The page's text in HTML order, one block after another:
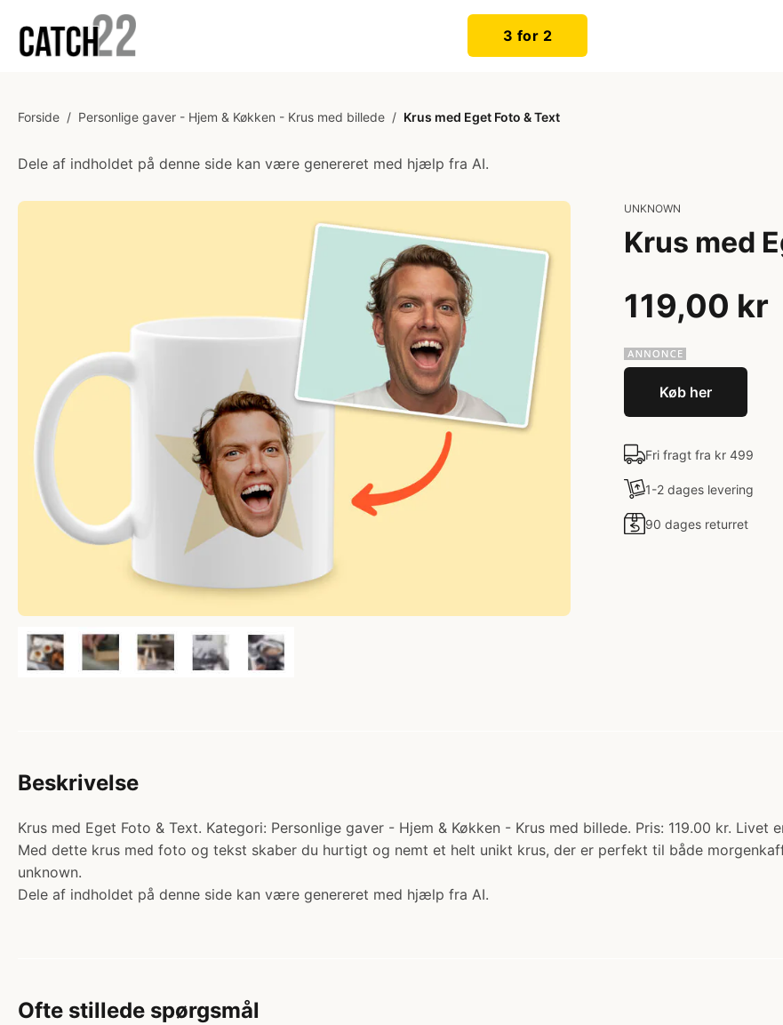
3 for 2
Forside / Personlige gaver - Hjem & Køkken - Krus med billede / Krus med Eget Foto & Text
Dele af indholdet på denne side kan være genereret med hjælp fra AI.
UNKNOWN
Krus med
119,00 kr
Køb her
Fri fragt fra kr 499
1-2 dages levering
90 dages returret
Beskrivelse
Krus med Eget Foto & Text. Kategori: Personlige gaver - Hjem & Køkken - Krus med billede. Pris: 119.00 kr.
Med dette krus med foto og tekst skaber du hurtigt og nemt et helt unikt krus, der er perfekt til både
unknown.
Dele af indholdet på denne side kan være genereret med hjælp fra AI.
Ofte stillede spørgsmål